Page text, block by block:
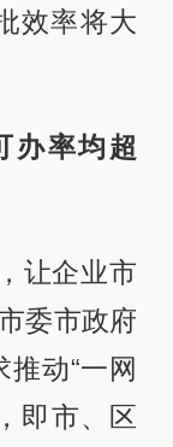
效率将大
办率均超
让企业市
委市政府
动“一网
即市、区